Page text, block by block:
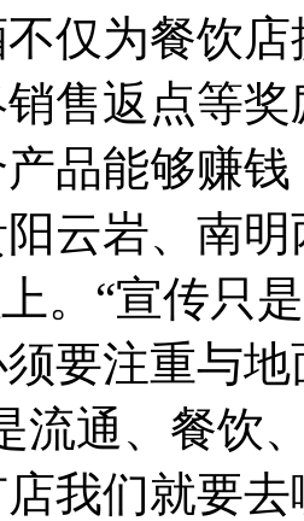
仅为餐饮
售返点等
品能够赚
云岩、南
。“宣传只
要注重与
流通、餐饮
我们就要